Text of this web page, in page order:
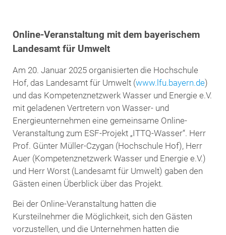
Online-Veranstaltung mit dem bayerischem
Landesamt für Umwelt
Am 20. Januar 2025 organisierten die Hochschule
Hof, das Landesamt für Umwelt (www.lfu.bayern.de)
und das Kompetenznetzwerk Wasser und Energie e.V.
mit geladenen Vertretern von Wasser- und
Energieunternehmen eine gemeinsame Online-
Veranstaltung zum ESF-Projekt „ITTQ-Wasser“. Herr
Prof. Günter Müller-Czygan (Hochschule Hof), Herr
Auer (Kompetenznetzwerk Wasser und Energie e.V.)
und Herr Worst (Landesamt für Umwelt) gaben den
Gästen einen Überblick über das Projekt.
Bei der Online-Veranstaltung hatten die
Kursteilnehmer die Möglichkeit, sich den Gästen
vorzustellen, und die Unternehmen hatten die